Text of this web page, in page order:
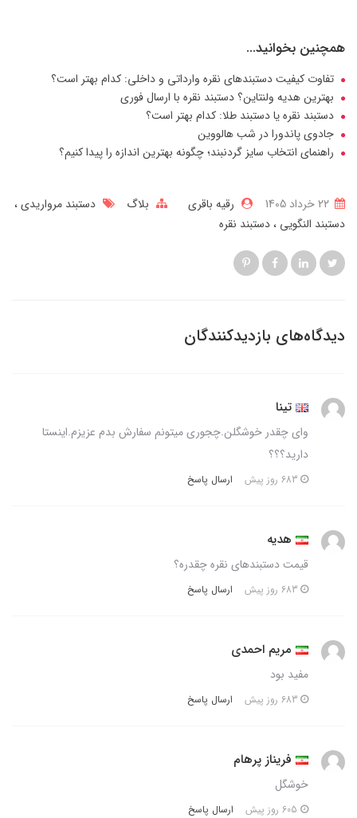
همچنین بخوانید...
تفاوت کیفیت دستبندهای نقره وارداتی و داخلی: کدام بهتر است؟
بهترین هدیه ولنتاین؟ دستبند نقره با ارسال فوری
دستبند نقره یا دستبند طلا: کدام بهتر است؟
جادوی پاندورا در شب هالووین
راهنمای انتخاب سایز گردنبند؛ چگونه بهترین اندازه را پیدا کنیم؟
رقیه باقری بلاگ
دستبند مرواریدی
دستبند النگویی دستبند نقره
دیدگاه‌های بازدیدکنندگان
تینا
وای چقدر خوشگلن.چجوری میتونم سفارش بدم عزیزم.اینستا
دارید؟؟؟
ارسال پاسخ
هدیه
قیمت دستبندهای نقره چقدره؟
ارسال پاسخ
مریم احمدی
مفید بود
ارسال پاسخ
فریناز پرهام
خوشگل
ارسال پاسخ